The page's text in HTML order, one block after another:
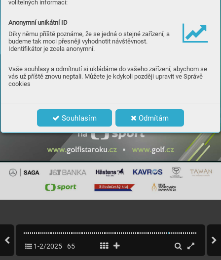
volitelných informací:
Anonymní unikátní ID
Díky němu příště poznáme, že se jedná o stejné zařízení, a
budeme tak moci přesněji vyhodnotit návštěvnost.
Identifikátor je zcela anonymní.
Vaše souhlasy a odmítnutí si ukládáme do vašeho zařízení, abychom se
vás už příště znovu neptali. Můžete je kdykoli později upravit ve Správě
cookies
Souhlasím Odmítám
1-2/2025 65